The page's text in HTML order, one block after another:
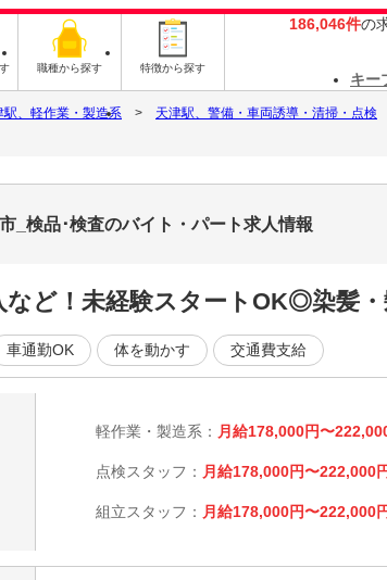
職種から探す 特徴から探す
186,046件の
キー
駅、軽作業・製造系
天津駅、警備・車両誘導・清掃・点検
検品･検査のバイト・パート求人情報
など！未経験スタートOK◎染髪
車通勤OK 体を動かす 交通費支給
軽作業・製造系： 月給178,000円〜
点検スタッフ： 月給178,000円〜222,000
組立スタッフ： 月給178,000円〜222,000